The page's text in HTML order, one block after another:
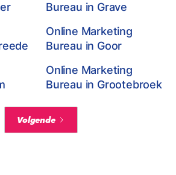
Bureau in Grave
Online Marketing
Bureau in Goor
Online Marketing
Bureau in Grootebroek
Volgende